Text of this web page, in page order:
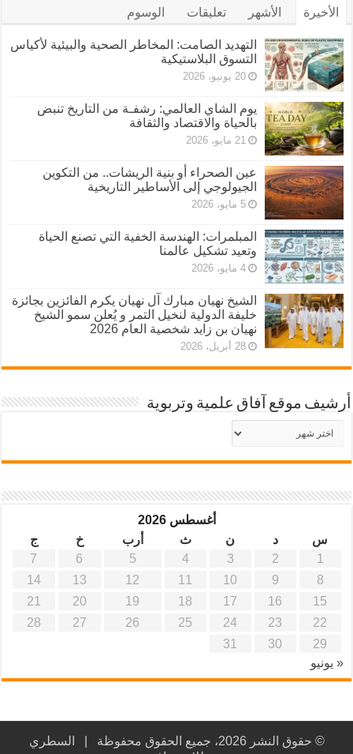
الأخيرة الأشهر تعليقات الوسوم
التهديد الصامت: المخاطر الصحية والبيئية لأكياس
التسوق البلاستيكية
20 يونيو، 2026
يوم الشاي العالمي: رشفـة من التاريخ تنبض
بالحياة والاقتصاد والثقافة
21 مايو، 2026
عين الصحراء أو بنية الريشات.. من التكوين
الجيولوجي إلى الأساطير التاريخية
5 مايو، 2026
المبلمرات: الهندسة الخفية التي تصنع الحياة
وتعيد تشكيل عالمنا
4 مايو، 2026
الشيخ نهيان مبارك آل نهيان يكرم الفائزين بجائزة
خليفة الدولية لنخيل التمر و يُعلن سمو الشيخ
نهيان بن زايد شخصية العام 2026
28 أبريل، 2026
أرشيف موقع آفاق علمية وتربوية
أرشيف
موقع
آفاق
أغسطس 2026
س
د ن ث أرب خ
ج
1
2
3
4
5
6
7
8
9
10
11
12
13
14
15
16
17
18
19
20
21
22
23
24
25
26
27
28
29
30
31
« يونيو
© حقوق النشر 2026، جميع الحقوق محفوظة |
السطري